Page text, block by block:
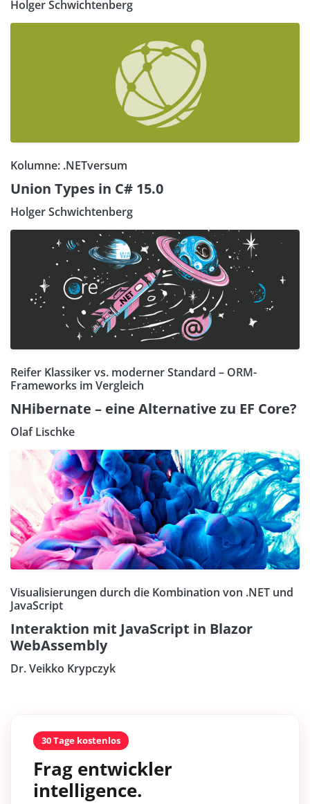
Holger Schwichtenberg
Kolumne: .NETversum
Union Types in C# 15.0
Holger Schwichtenberg
Reifer Klassiker vs. moderner Standard – ORM-
Frameworks im Vergleich
NHibernate – eine Alternative zu EF Core?
Olaf Lischke
Visualisierungen durch die Kombination von .NET und
JavaScript
Interaktion mit JavaScript in Blazor
WebAssembly
Dr. Veikko Krypczyk
30 Tage kostenlos
Frag entwickler
intelligence.